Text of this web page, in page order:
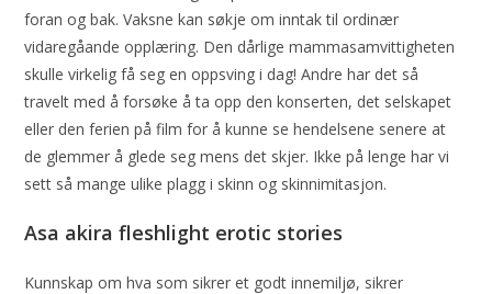
foran og bak. Vaksne kan søkje om inntak til ordinær
vidaregåande opplæring. Den dårlige mammasamvittigheten
skulle virkelig få seg en oppsving i dag! Andre har det så
travelt med å forsøke å ta opp den konserten, det selskapet
eller den ferien på film for å kunne se hendelsene senere at
de glemmer å glede seg mens det skjer. Ikke på lenge har vi
sett så mange ulike plagg i skinn og skinnimitasjon.
Asa akira fleshlight erotic stories
Kunnskap om hva som sikrer et godt innemiljø, sikrer